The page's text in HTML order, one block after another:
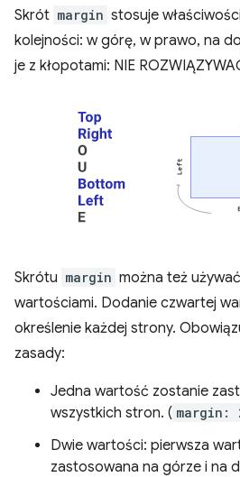
Skrót margin stosuje
kolejności: w górę, w prawo, na
je z kłopotami: NIE
Skrótu margin można też
wartościami. Dodanie czwartej
określenie każdej strony.
zasady:
Jedna wartość zostanie
wszystkich stron. ( margin:
Dwie wartości: pierwsza
zastosowana na górze i na